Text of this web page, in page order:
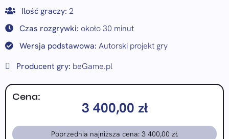
Ilość graczy: 2
Czas rozgrywki: około 30 minut
Wersja podstawowa: Autorski projekt gry
Producent gry: beGame.pl
Cena:
3 400,00 zł
Poprzednia najniższa cena: 3 400,00 zł.